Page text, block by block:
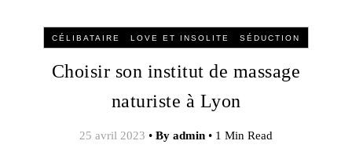
CÉLIBATAIRE LOVE ET INSOLITE SÉDUCTION
Choisir son institut de massage
naturiste à Lyon
25 avril 2023 • By admin • 1 Min Read